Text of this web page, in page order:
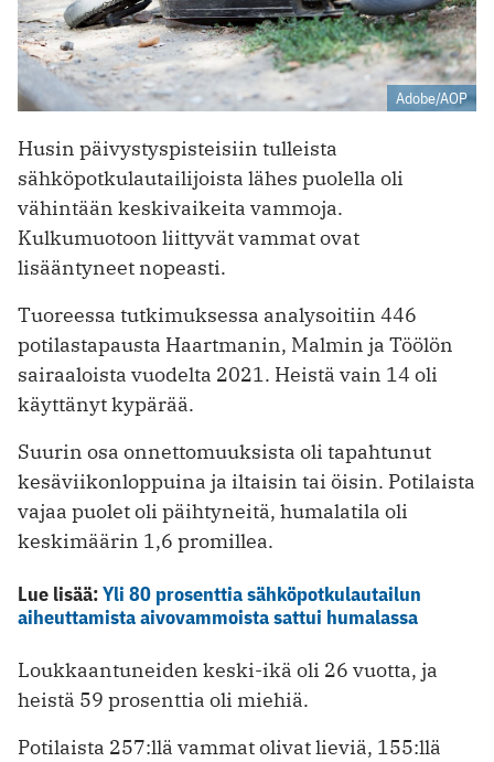
Adobe/AOP
Husin päivystyspisteisiin tulleista
sähköpotkulautailijoista lähes puolella oli
vähintään keskivaikeita vammoja.
Kulkumuotoon liittyvät vammat ovat
lisääntyneet nopeasti.
Tuoreessa tutkimuksessa analysoitiin 446
potilastapausta Haartmanin, Malmin ja Töölön
sairaaloista vuodelta 2021. Heistä vain 14 oli
käyttänyt kypärää.
Suurin osa onnettomuuksista oli tapahtunut
kesäviikonloppuina ja iltaisin tai öisin. Potilaista
vajaa puolet oli päihtyneitä, humalatila oli
keskimäärin 1,6 promillea.
Lue lisää:Yli 80 prosenttia sähköpotkulautailun
aiheuttamista aivovammoista sattui humalassa
Loukkaantuneiden keski-ikä oli 26 vuotta, ja
heistä 59 prosenttia oli miehiä.
Potilaista 257:llä vammat olivat lieviä, 155:llä